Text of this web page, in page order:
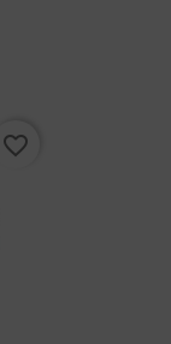
favorite_border